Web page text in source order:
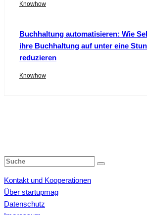
Knowhow
Buchhaltung automatisieren: Wie
ihre Buchhaltung auf unter eine
reduzieren
Knowhow
Kontakt und Kooperationen
Über startupmag
Datenschutz